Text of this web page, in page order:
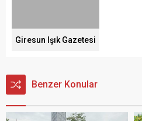
Giresun Işık Gazetesi
Benzer Konular